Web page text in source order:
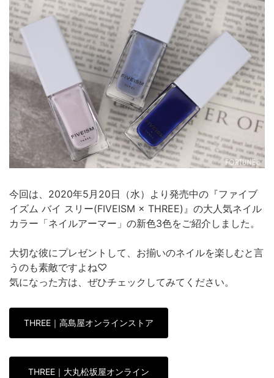
今回は、2020年5月20日（水）より発売中の『ファイブ
イズム バイ スリー(FIVEISM × THREE)』の大人気ネイル
カラー「ネイルアーマー」の新色3色をご紹介しました。
大切な彼にプレゼントして、お揃いのネイルを楽しむと言
うのも素敵ですよね♡
気になった方は、ぜひチェックしてみてください。
THREE｜高島屋オンラインストア
THREE｜大丸松坂屋オンライン